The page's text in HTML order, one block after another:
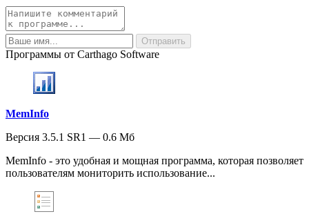
Программы от Carthago Software
MemInfo
Версия 3.5.1 SR1 — 0.6 Мб
MemInfo - это удобная и мощная программа, которая позволяет
пользователям мониторить использование...